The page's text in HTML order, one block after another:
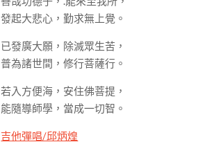
發起大悲心，勤求無上覺。
已發廣大願，除滅眾生苦，
普為諸世間，修行菩薩行。
若入方便海，安住佛菩提，
能隨導師學，當成一切智。
吉他彈唱/邱炳煌